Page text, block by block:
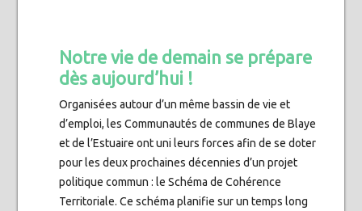
Notre vie de demain se prépare
dès aujourd’hui !
Organisées autour d’un même bassin de vie et
d’emploi, les Communautés de communes de Blaye
et de l’Estuaire ont uni leurs forces afin de se doter
pour les deux prochaines décennies d’un projet
politique commun : le Schéma de Cohérence
Territoriale. Ce schéma planifie sur un temps long